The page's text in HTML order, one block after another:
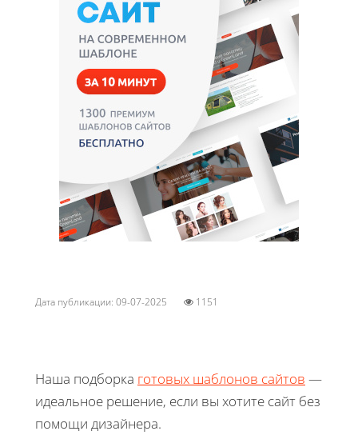
Дата публикации: 09-07-2025 1151
Наша подборка готовых шаблонов сайтов —
идеальное решение, если вы хотите сайт без
помощи дизайнера.